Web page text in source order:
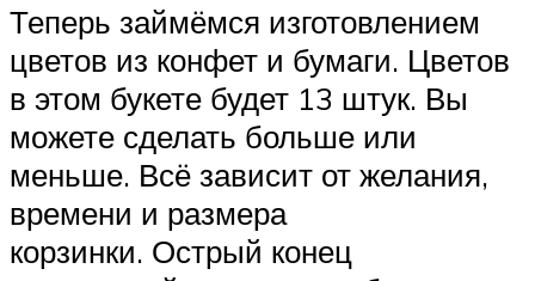
Теперь займёмся изготовлением
цветов из конфет и бумаги. Цветов
в этом букете будет 13 штук. Вы
можете сделать больше или
меньше. Всё зависит от желания,
времени и размера
корзинки. Острый конец